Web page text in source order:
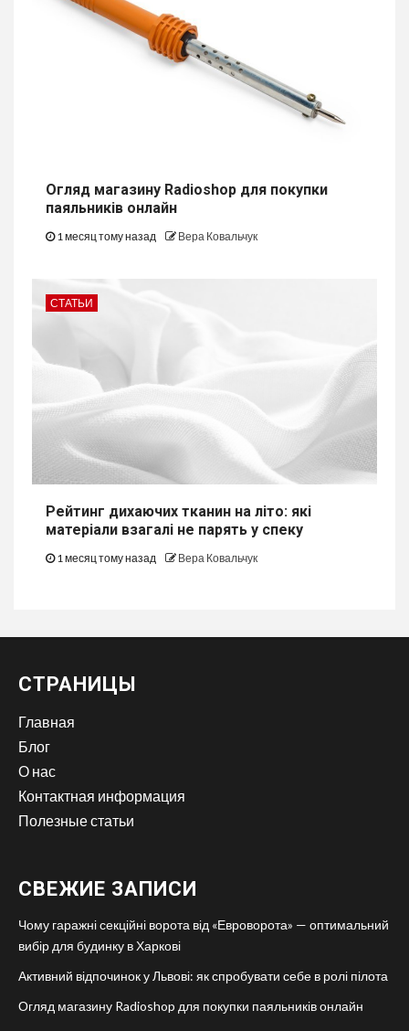
Огляд магазину Radioshop для покупки
паяльників онлайн
1 месяц тому назад Вера Ковальчук
СТАТЬИ
Рейтинг дихаючих тканин на літо: які
матеріали взагалі не парять у спеку
1 месяц тому назад Вера Ковальчук
СТРАНИЦЫ
Главная
Блог
О нас
Контактная информация
Полезные статьи
СВЕЖИЕ ЗАПИСИ
Чому гаражні секційні ворота від «Евроворота» — оптимальний
вибір для будинку в Харкові
Активний відпочинок у Львові: як спробувати себе в ролі пілота
Огляд магазину Radioshop для покупки паяльників онлайн